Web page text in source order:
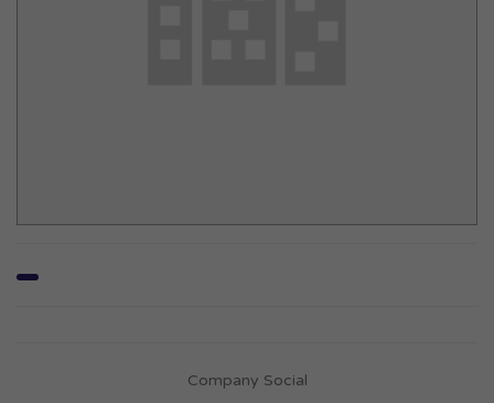
Company Social